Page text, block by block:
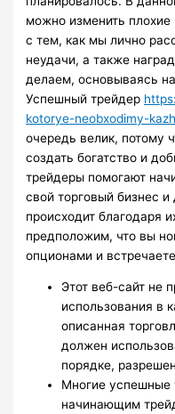
можно изменить плохие
с тем, как мы лично
неудачи, а также
делаем, основываясь
Успешный трейдер
kotorye-neobxodimy-
очередь велик, потому
создать богатство и
трейдеры помогают
свой торговый бизнес и
происходит благодаря
предположим, что вы
опционами и
Этот веб-сайт не
использования в
описанная
должен
порядке,
Многие успешные
начинающим